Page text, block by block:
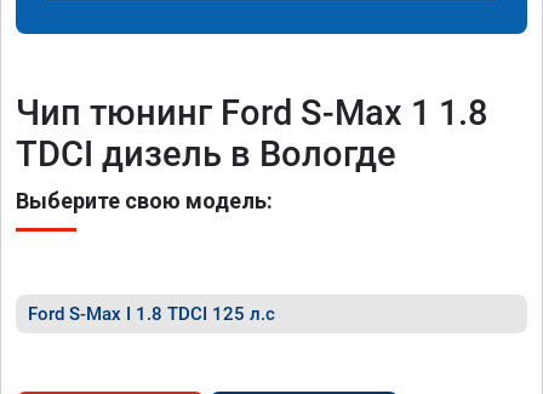
Чип тюнинг Ford S-Max 1 1.8
TDCI дизель в Вологде
Выберите свою модель:
Ford S-Max I 1.8 TDCI 125 л.с